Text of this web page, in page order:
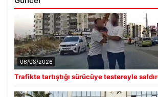
06/08/2026
Trafikte tartıştığı sürücüye testereyle